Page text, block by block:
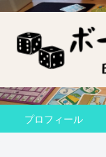
プロフィール